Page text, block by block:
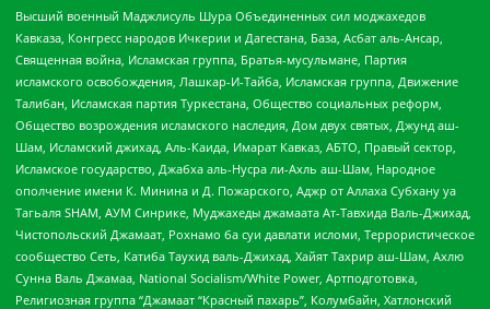
Высший военный Маджлисуль Шура Объединенных сил моджахедов
Кавказа, Конгресс народов Ичкерии и Дагестана, База, Асбат аль-Ансар,
Священная война, Исламская группа, Братья-мусульмане, Партия
исламского освобождения, Лашкар-И-Тайба, Исламская группа, Движение
Талибан, Исламская партия Туркестана, Общество социальных реформ,
Общество возрождения исламского наследия, Дом двух святых, Джунд аш-
Шам, Исламский джихад, Аль-Каида, Имарат Кавказ, АБТО, Правый сектор,
Исламское государство, Джабха аль-Нусра ли-Ахль аш-Шам, Народное
ополчение имени К. Минина и Д. Пожарского, Аджр от Аллаха Субхану уа
Тагьаля SHAM, АУМ Синрике, Муджахеды джамаата Ат-Тавхида Валь-Джихад,
Чистопольский Джамаат, Рохнамо ба суи давлати исломи, Террористическое
сообщество Сеть, Катиба Таухид валь-Джихад, Хайят Тахрир аш-Шам, Ахлю
Сунна Валь Джамаа, National Socialism/White Power, Артподготовка,
Религиозная группа “Джамаат “Красный пахарь”, Колумбайн, Хатлонский